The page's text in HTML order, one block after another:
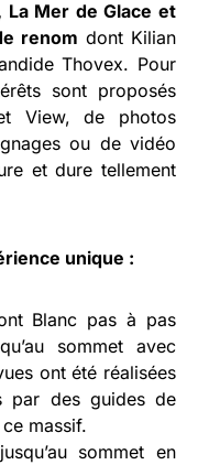
La Mer de Glace et
renom dont Kilian
Thovex. Pour
sont proposés
View, de photos
ou de vidéo
et dure tellement
unique :
Blanc pas à pas
sommet avec
ont été réalisées
par des guides de
massif.
sommet en